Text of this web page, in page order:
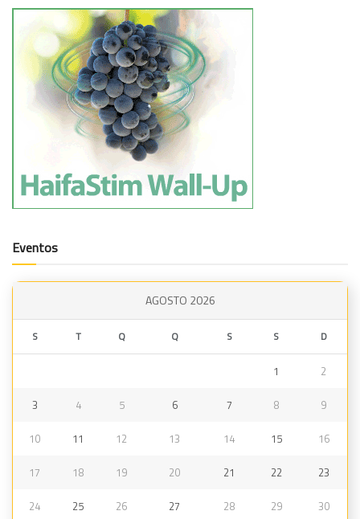
Eventos
AGOSTO 2026
S T Q Q S S D
1 2
3 4 5 6 7 8 9
10 11 12 13 14 15 16
17 18 19 20 21 22 23
24 25 26 27 28 29 30